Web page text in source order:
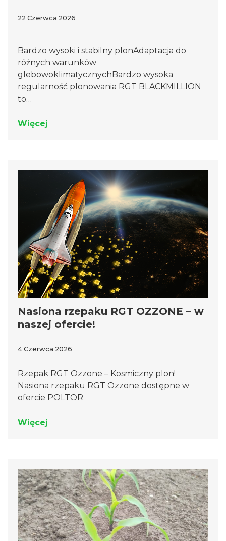
22 Czerwca 2026
Bardzo wysoki i stabilny plonAdaptacja do
różnych warunków
glebowoklimatycznychBardzo wysoka
regularność plonowania RGT BLACKMILLION
to…
Więcej
Nasiona rzepaku RGT OZZONE – w
naszej ofercie!
4 Czerwca 2026
Rzepak RGT Ozzone – Kosmiczny plon!
Nasiona rzepaku RGT Ozzone dostępne w
ofercie POLTOR
Więcej